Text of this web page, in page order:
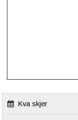
Kva skjer